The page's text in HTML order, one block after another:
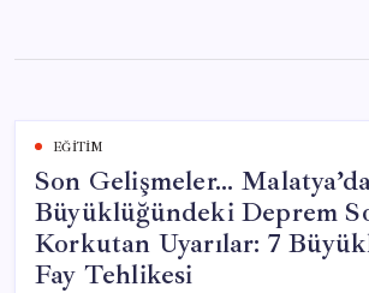
content
EĞITIM
Son Gelişmeler…
Büyüklüğündeki Deprem
Korkutan Uyarılar: 7
Fay Tehlikesi